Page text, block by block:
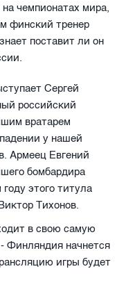
чемпионатах мира,
финский тренер
поставит ли он
Сергей
российский
вратарем
у нашей
Армеец Евгений
бомбардира
этого титула
Тихонов.
в свою самую
начнется
игры будет